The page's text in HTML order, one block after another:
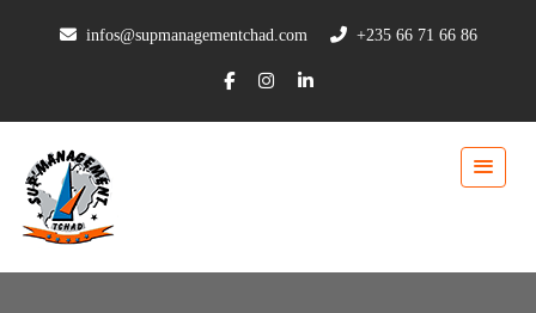
infos@supmanagementchad.com +235 66 71 66 86